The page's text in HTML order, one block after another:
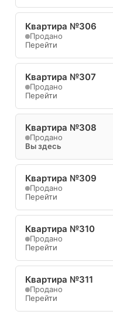
Квартира №306
Продано
Перейти
Квартира №307
Продано
Перейти
Квартира №308
Продано
Вы здесь
Квартира №309
Продано
Перейти
Квартира №310
Продано
Перейти
Квартира №311
Продано
Перейти